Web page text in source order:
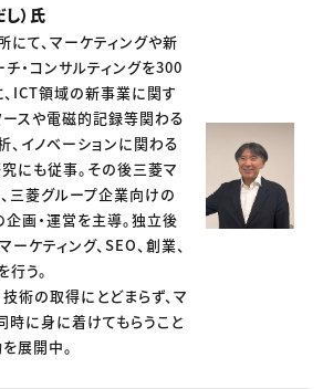
）氏
て、マーケティングや新
・コンサルティングを300
ICT領域の新事業に関す
スや電磁的記録等関わる
イノベーションに関わる
にも従事。その後三菱マ
三菱グループ企業向けの
画・運営を主導。独立後
ケティング、SEO、創業、
う。
術の取得にとどまらず、マ
時に身に着けてもらうこと
展開中。